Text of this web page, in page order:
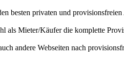
besten privaten und
als Mieter/Käufer die komplette
andere Webseiten nach